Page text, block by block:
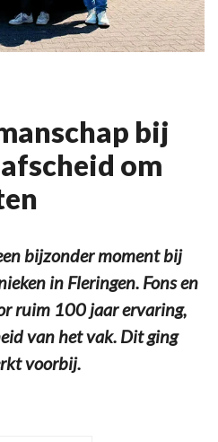
bij
om
bijzonder moment bij
in Fleringen. Fons en
ruim 100 jaar ervaring,
van het vak. Dit ging
voorbij.